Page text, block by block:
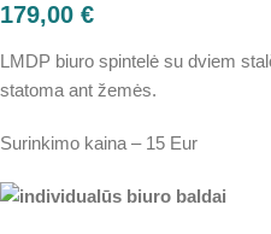
179,00 €
LMDP biuro spintelė su dviem
statoma ant žemės.
Surinkimo kaina – 15 Eur